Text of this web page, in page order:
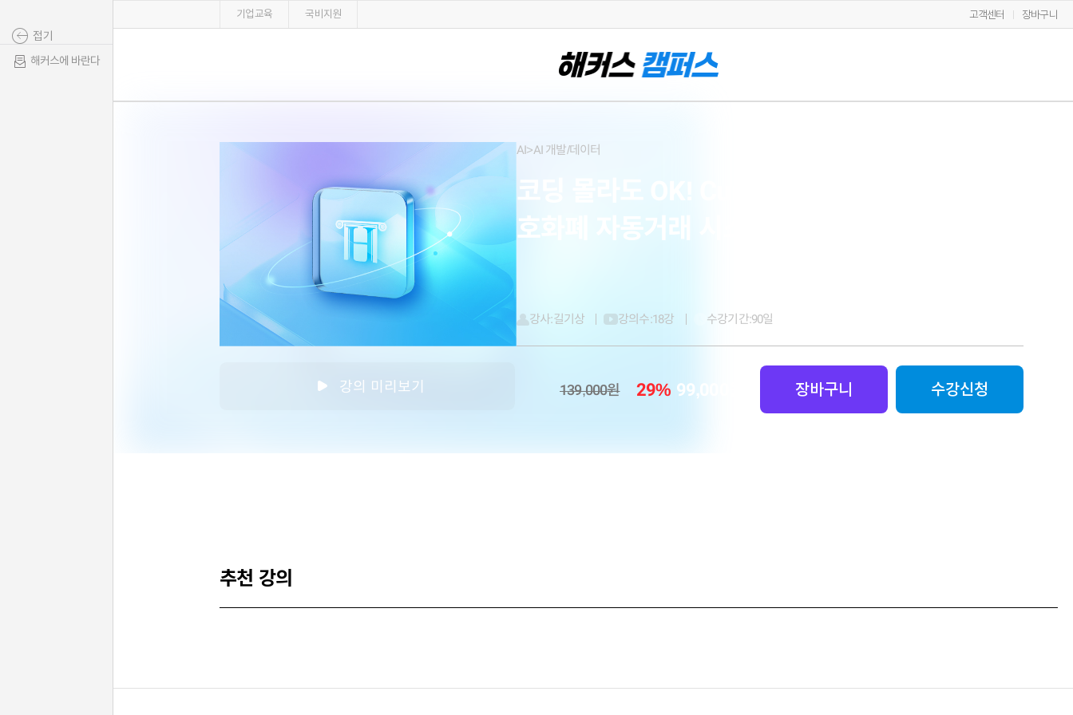
기업교육 국비지원 고객센터 장바구니
접기
해커스에 바란다
강의 미리보기
AI>AI 개발/데이터
코딩 몰라도 OK! Cursor AI로 만드는 나만의 암
호화폐 자동거래 시스템
강사:길기상 강의수:18강 수강기간:90일
139,000원 29% 99,000 장바구니 수강신청
추천 강의